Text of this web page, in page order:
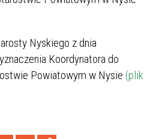
Nyskiego z dnia
Koordynatora do
Powiatowym w Nysie (plik